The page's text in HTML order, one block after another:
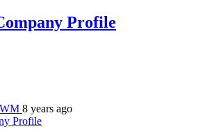
Profile
8 years ago